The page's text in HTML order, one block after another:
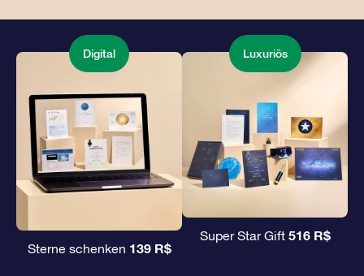
Digital
Sterne schenken 139 R$
Luxuriös
Super Star Gift 516 R$